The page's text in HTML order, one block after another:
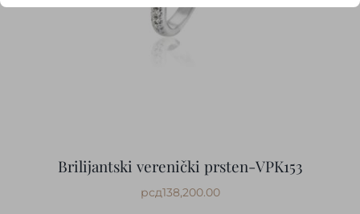
Brilijantski verenički prsten-VPK153
рсд138,200.00